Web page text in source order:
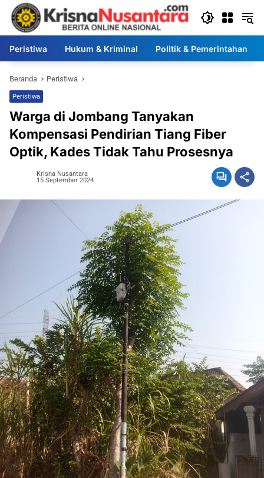
Langsung
konten
Peristiwa Hukum & Kriminal Politik & Pemerintahan
Beranda Peristiwa
Peristiwa
Warga di Jombang Tanyakan
Kompensasi Pendirian Tiang Fiber
Optik, Kades Tidak Tahu Prosesnya
Krisna Nusantara
15 September 2024